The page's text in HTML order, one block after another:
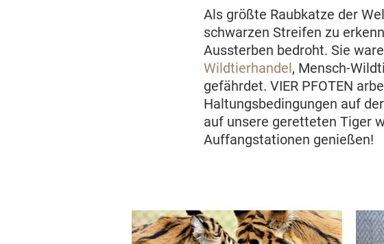
Als größte Raubkatze der
schwarzen Streifen zu
Aussterben bedroht. Sie
Wildtierhandel, Mensch-
gefährdet. VIER PFOTEN
Haltungsbedingungen auf
auf unsere geretteten Tiger
Auffangstationen genießen!